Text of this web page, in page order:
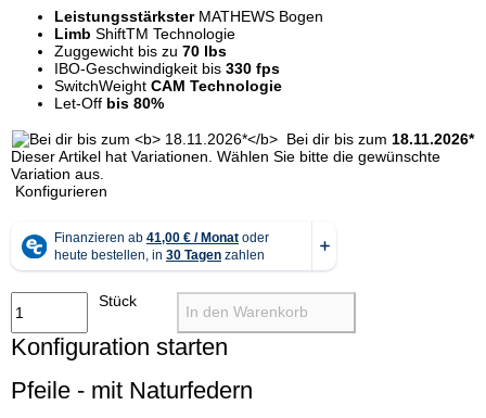
LeistungsstärksterMATHEWS Bogen
Limb ShiftTM Technologie
Zuggewicht bis zu 70 lbs
IBO-Geschwindigkeit bis 330 fps
SwitchWeight CAM Technologie
Let-Off bis 80%
Bei dir bis zum 18.11.2026*
x
Dieser Artikel hat Variationen. Wählen Sie bitte die gewünschte
Variation aus.
Konfigurieren
Stück
In den Warenkorb
Konfiguration starten
Pfeile - mit Naturfedern